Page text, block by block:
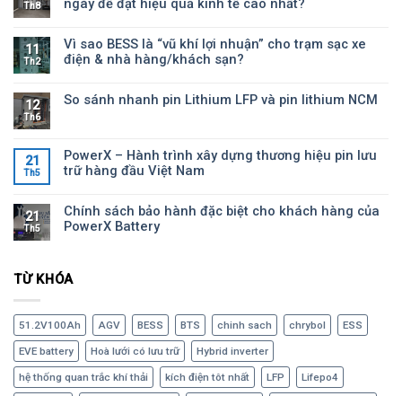
Th8
ngày để đạt hiệu quả kinh tế cao nhất?
11
Th2
Vì sao BESS là “vũ khí lợi nhuận” cho trạm sạc xe
điện & nhà hàng/khách sạn?
12
Th6
So sánh nhanh pin Lithium LFP và pin lithium NCM
21
Th5
PowerX – Hành trình xây dựng thương hiệu pin lưu
trữ hàng đầu Việt Nam
21
Th5
Chính sách bảo hành đặc biệt cho khách hàng của
PowerX Battery
TỪ KHÓA
51.2V100Ah AGV BESS BTS chinh sach chrybol ESS
EVE battery Hoà lưới có lưu trữ Hybrid inverter
hệ thống quan trắc khí thải kích điện tôt nhất LFP Lifepo4